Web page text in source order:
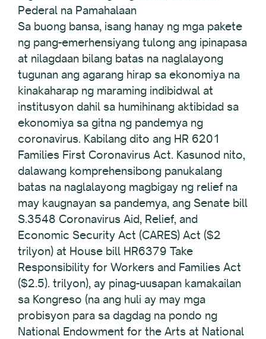
Pederal na Pamahalaan
Sa buong bansa, isang hanay ng mga pakete
ng pang-emerhensiyang tulong ang ipinapasa
at nilagdaan bilang batas na naglalayong
tugunan ang agarang hirap sa ekonomiya na
kinakaharap ng maraming indibidwal at
institusyon dahil sa humihinang aktibidad sa
ekonomiya sa gitna ng pandemya ng
coronavirus. Kabilang dito ang HR 6201
Families First Coronavirus Act. Kasunod nito,
dalawang komprehensibong panukalang
batas na naglalayong magbigay ng relief na
may kaugnayan sa pandemya, ang Senate bill
S.3548 Coronavirus Aid, Relief, and
Economic Security Act (CARES) Act ($2
trilyon) at House bill HR6379 Take
Responsibility for Workers and Families Act
($2.5). trilyon), ay pinag-uusapan kamakailan
sa Kongreso (na ang huli ay may mga
probisyon para sa dagdag na pondo ng
National Endowment for the Arts at National